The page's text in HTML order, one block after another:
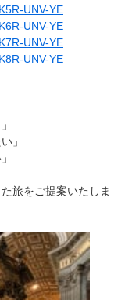
UNV-YE
UNV-YE
UNV-YE
UNV-YE
」
旅をご提案いたしま